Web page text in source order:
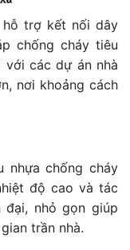
hỗ trợ kết nối dây
chống cháy tiêu
với các dự án nhà
nơi khoảng cách
nhựa chống cháy
độ cao và tác
nhỏ gọn giúp
trần nhà.